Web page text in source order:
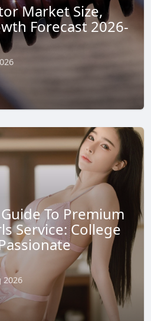
Market Size,
Forecast 2026-
To Premium
Service: College
2026